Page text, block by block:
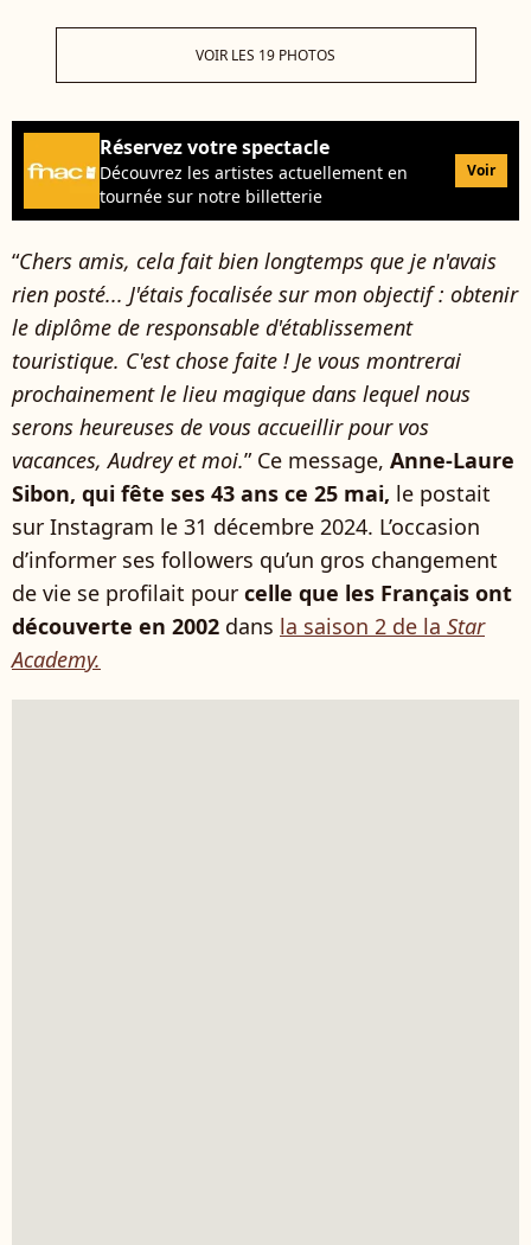
VOIR LES 19 PHOTOS
Réservez votre spectacle
Découvrez les artistes actuellement en
tournée sur notre billetterie
Voir
“Chers amis, cela fait bien longtemps que je n'avais
rien posté... J'étais focalisée sur mon objectif : obtenir
le diplôme de responsable d'établissement
touristique. C'est chose faite ! Je vous montrerai
prochainement le lieu magique dans lequel nous
serons heureuses de vous accueillir pour vos
vacances, Audrey et moi.” Ce message, Anne-Laure
Sibon, qui fête ses 43 ans ce 25 mai, le postait
sur Instagram le 31 décembre 2024. L’occasion
d’informer ses followers qu’un gros changement
de vie se profilait pour celle que les Français ont
découverte en 2002 dans la saison 2 de la Star
Academy.